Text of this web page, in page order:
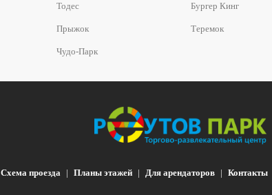
Тодес
Прыжок
Чудо-Парк
Бургер Кинг
Теремок
Схема проезда Планы этажей Для арендаторов Контакты